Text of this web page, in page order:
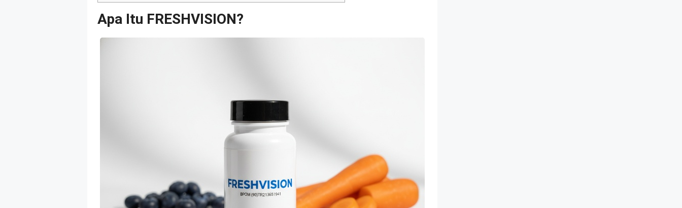
Apa Itu FRESHVISION?